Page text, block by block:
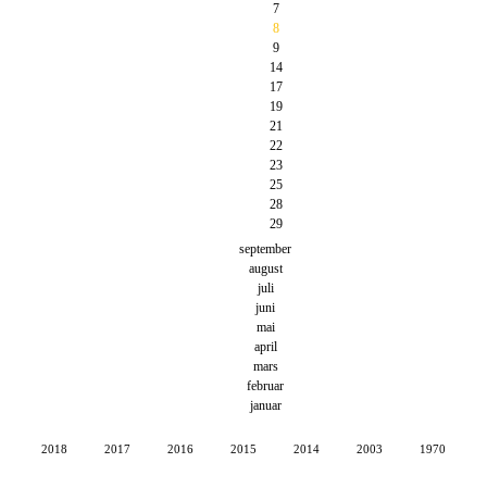
7
8
9
14
17
19
21
22
23
25
28
29
september
august
juli
juni
mai
april
mars
februar
januar
2018 2017 2016 2015 2014 2003 1970